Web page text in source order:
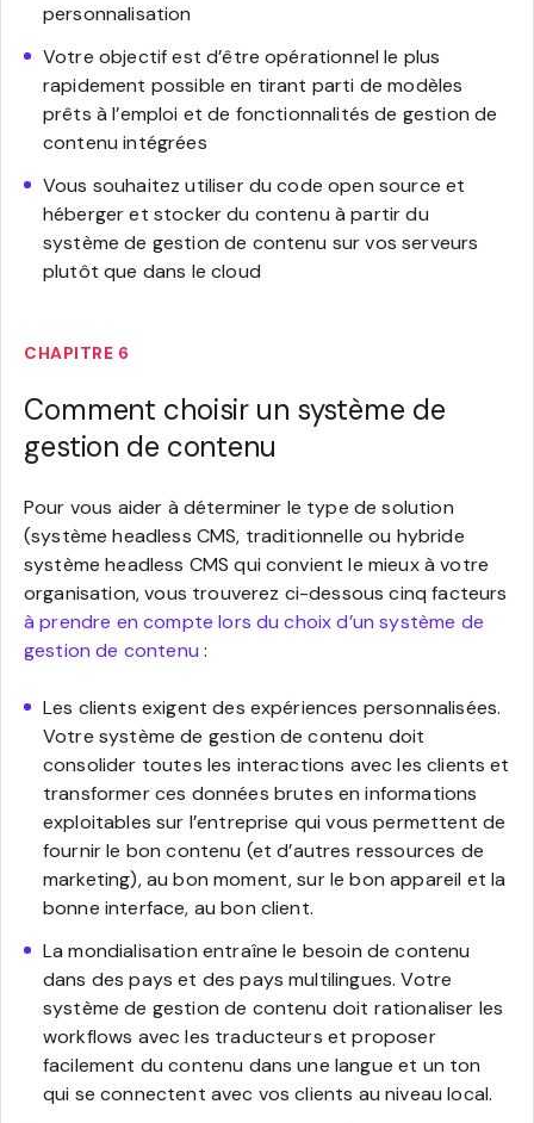
personnalisation
Votre objectif est d’être opérationnel le plus
rapidement possible en tirant parti de modèles
prêts à l’emploi et de fonctionnalités de gestion de
contenu intégrées
Vous souhaitez utiliser du code open source et
héberger et stocker du contenu à partir du
système de gestion de contenu sur vos serveurs
plutôt que dans le cloud
CHAPITRE 6
Comment choisir un système de
gestion de contenu
Pour vous aider à déterminer le type de solution
(système headless CMS, traditionnelle ou hybride
système headless CMS qui convient le mieux à votre
organisation, vous trouverez ci-dessous cinq facteurs
à prendre en compte lors du choix d’un système de
gestion de contenu :
Les clients exigent des expériences personnalisées.
Votre système de gestion de contenu doit
consolider toutes les interactions avec les clients et
transformer ces données brutes en informations
exploitables sur l’entreprise qui vous permettent de
fournir le bon contenu (et d’autres ressources de
marketing), au bon moment, sur le bon appareil et la
bonne interface, au bon client.
La mondialisation entraîne le besoin de contenu
dans des pays et des pays multilingues. Votre
système de gestion de contenu doit rationaliser les
workflows avec les traducteurs et proposer
facilement du contenu dans une langue et un ton
qui se connectent avec vos clients au niveau local.